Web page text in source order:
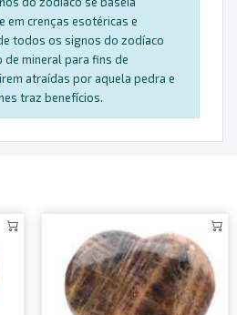
em crenças esotéricas e
todos os signos do zodíaco
mineral para fins de
atraídas por aquela pedra e
traz benefícios.